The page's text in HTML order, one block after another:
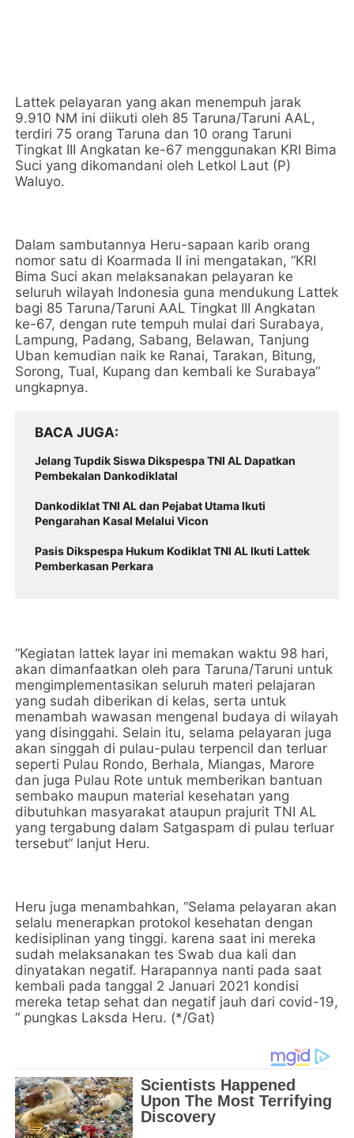
Lattek pelayaran yang akan menempuh jarak
9.910 NM ini diikuti oleh 85 Taruna/Taruni AAL,
terdiri 75 orang Taruna dan 10 orang Taruni
Tingkat III Angkatan ke-67 menggunakan KRI Bima
Suci yang dikomandani oleh Letkol Laut (P)
Waluyo.
Dalam sambutannya Heru-sapaan karib orang
nomor satu di Koarmada II ini mengatakan, “KRI
Bima Suci akan melaksanakan pelayaran ke
seluruh wilayah Indonesia guna mendukung Lattek
bagi 85 Taruna/Taruni AAL Tingkat III Angkatan
ke-67, dengan rute tempuh mulai dari Surabaya,
Lampung, Padang, Sabang, Belawan, Tanjung
Uban kemudian naik ke Ranai, Tarakan, Bitung,
Sorong, Tual, Kupang dan kembali ke Surabaya“
ungkapnya.
BACA JUGA
Jelang Tupdik Siswa Dikspespa TNI AL Dapatkan
Pembekalan Dankodiklatal
Dankodiklat TNI AL dan Pejabat Utama Ikuti
Pengarahan Kasal Melalui Vicon
Pasis Dikspespa Hukum Kodiklat TNI AL Ikuti Lattek
Pemberkasan Perkara
“Kegiatan lattek layar ini memakan waktu 98 hari,
akan dimanfaatkan oleh para Taruna/Taruni untuk
mengimplementasikan seluruh materi pelajaran
yang sudah diberikan di kelas, serta untuk
menambah wawasan mengenal budaya di wilayah
yang disinggahi. Selain itu, selama pelayaran juga
akan singgah di pulau-pulau terpencil dan terluar
seperti Pulau Rondo, Berhala, Miangas, Marore
dan juga Pulau Rote untuk memberikan bantuan
sembako maupun material kesehatan yang
dibutuhkan masyarakat ataupun prajurit TNI AL
yang tergabung dalam Satgaspam di pulau terluar
tersebut“ lanjut Heru.
Heru juga menambahkan, “Selama pelayaran akan
selalu menerapkan protokol kesehatan dengan
kedisiplinan yang tinggi. karena saat ini mereka
sudah melaksanakan tes Swab dua kali dan
dinyatakan negatif. Harapannya nanti pada saat
kembali pada tanggal 2 Januari 2021 kondisi
mereka tetap sehat dan negatif jauh dari covid-19,
“ pungkas Laksda Heru. (*/Gat)